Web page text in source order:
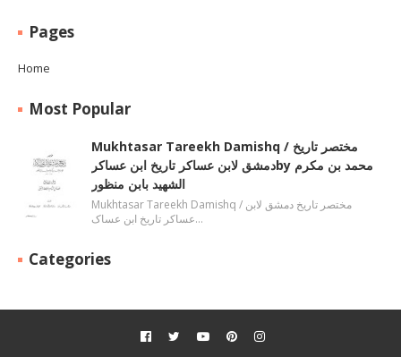
Pages
Home
Most Popular
Mukhtasar Tareekh Damishq ‎/ مختصر تاریخ
دمشق لابن عساکر تاریخ ابن عساکرby ‎محمد بن مکرم
الشھید بابن منظور
Mukhtasar Tareekh Damishq ‎/ مختصر تاریخ دمشق لابن
عساکر تاریخ ابن عساک…
Categories